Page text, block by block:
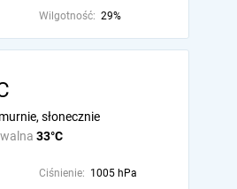
Wilgotność: 29%
33°C
słonecznie
Ciśnienie: 1005 hPa